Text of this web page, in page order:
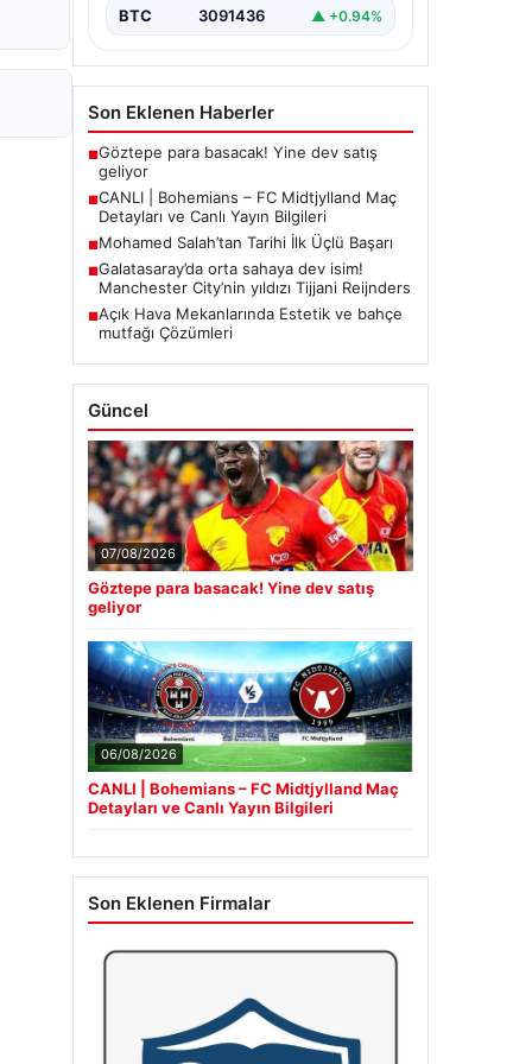
BTC 3091436 ▲ +0.94%
Son Eklenen Haberler
■Göztepe para basacak! Yine dev satış
geliyor
■CANLI | Bohemians – FC Midtjylland Maç
Detayları ve Canlı Yayın Bilgileri
■Mohamed Salah’tan Tarihi İlk Üçlü Başarı
■Galatasaray’da orta sahaya dev isim!
Manchester City’nin yıldızı Tijjani Reijnders
■Açık Hava Mekanlarında Estetik ve bahçe
mutfağı Çözümleri
Güncel
07/08/2026
Göztepe para basacak! Yine dev satış
geliyor
06/08/2026
CANLI | Bohemians – FC Midtjylland Maç
Detayları ve Canlı Yayın Bilgileri
Son Eklenen Firmalar